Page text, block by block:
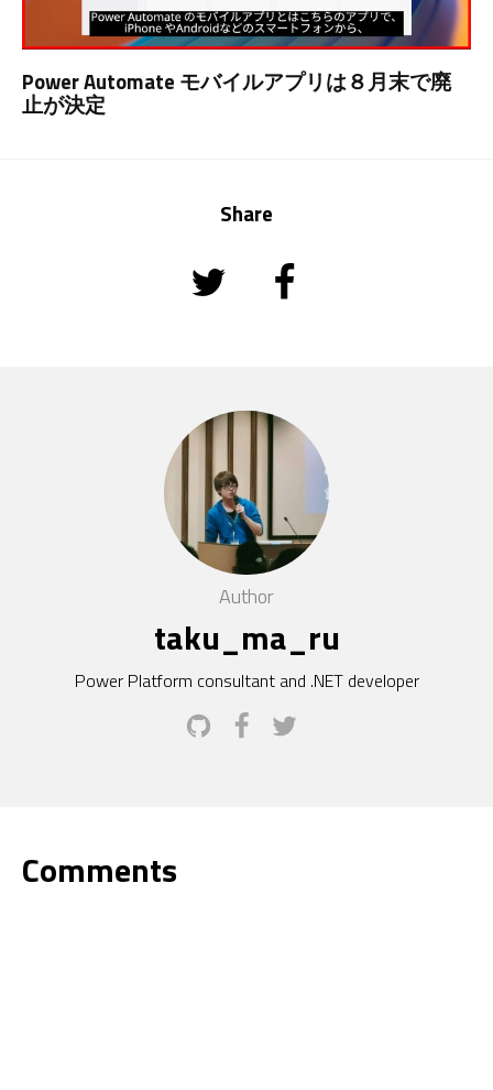
Power Automate モバイルアプリは８月末で廃
止が決定
Share
Author
taku_ma_ru
Power Platform consultant and .NET developer
Comments